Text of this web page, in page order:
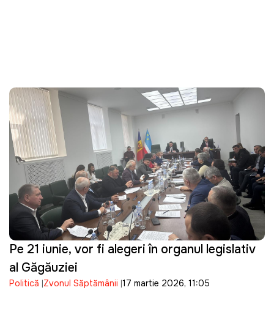
Pe 21 iunie, vor fi alegeri în organul legislativ
al Găgăuziei
Politică Zvonul Săptămânii 17 martie 2026, 11:05